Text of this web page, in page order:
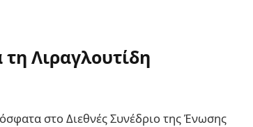
Λιραγλουτίδη
στο Διεθνές Συνέδριο της Ένωσης